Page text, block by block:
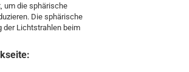
um die sphärische
Die sphärische
der Lichtstrahlen beim